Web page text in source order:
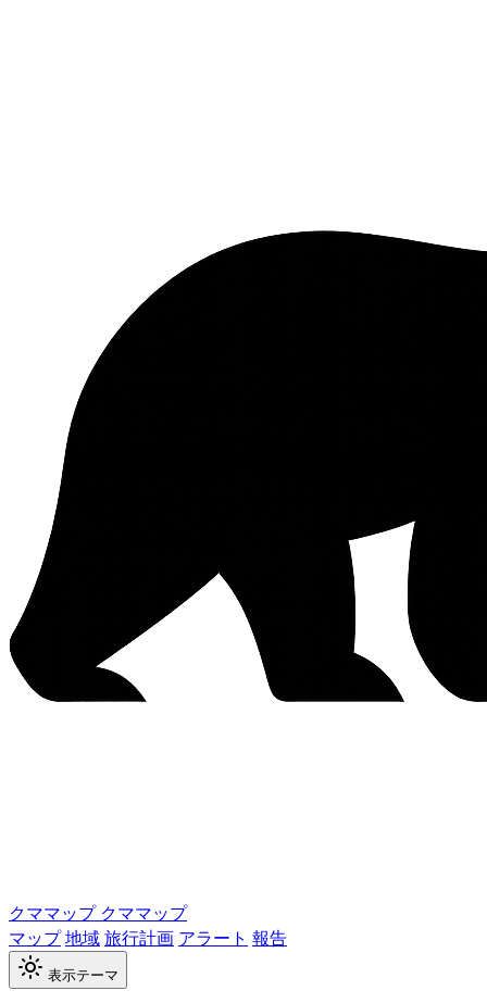
クママップ クママップ
マップ地域旅行計画 アラート 報告
表示テーマ